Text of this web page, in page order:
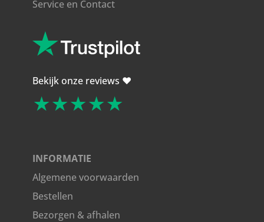
Service en Contact
Bekijk onze reviews ❤️
★★★★★
INFORMATIE
Algemene voorwaarden
Bestellen
Bezorgen & afhalen